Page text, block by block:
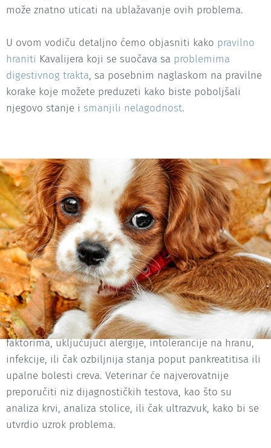
može znatno uticati na ublažavanje ovih problema.
U ovom vodiču detaljno ćemo objasniti kako pravilno
hraniti Kavalijera koji se suočava sa problemima
digestivnog trakta, sa posebnim naglaskom na pravilne
korake koje možete preduzeti kako biste poboljšali
njegovo stanje i smanjili nelagodnost.
Sadržaj:
Konsultujte se sa veterinarom
Pre nego što napravite bilo kakve promene u ishrani,
obavezno se posavetujte sa veterinarom. Problemi sa
digestivnim traktom mogu biti izazvani različitim
faktorima, uključujući alergije, intolerancije na hranu,
infekcije, ili čak ozbiljnija stanja poput pankreatitisa ili
upalne bolesti creva. Veterinar će najverovatnije
preporučiti niz dijagnostičkih testova, kao što su
analiza krvi, analiza stolice, ili čak ultrazvuk, kako bi se
utvrdio uzrok problema.